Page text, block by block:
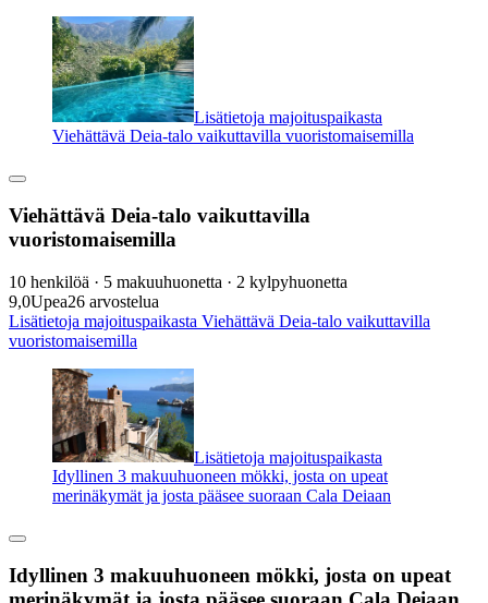
Lisätietoja majoituspaikasta
Viehättävä Deia-talo vaikuttavilla vuoristomaisemilla
Viehättävä Deia-talo vaikuttavilla
vuoristomaisemilla
10 henkilöä · 5 makuuhuonetta · 2 kylpyhuonetta
9,0Upea26 arvostelua
Lisätietoja majoituspaikasta Viehättävä Deia-talo vaikuttavilla
vuoristomaisemilla
Lisätietoja majoituspaikasta
Idyllinen 3 makuuhuoneen mökki, josta on upeat
merinäkymät ja josta pääsee suoraan Cala Deiaan
Idyllinen 3 makuuhuoneen mökki, josta on upeat